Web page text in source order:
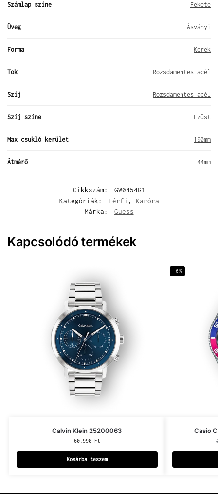
Számlap színe Fekete
Üveg Ásványi
Forma Kerek
Tok Rozsdamentes acél
Szíj Rozsdamentes acél
Szíj színe Ezüst
Max csukló kerület 190mm
Átmérő 44mm
Cikkszám:
GW0454G1
Kategóriák:
Férfi , Karóra
Márka:
Guess
Kapcsolódó termékek
Calvin Klein 25200063
60.990 Ft
Kosárba teszem
-6%
Casio